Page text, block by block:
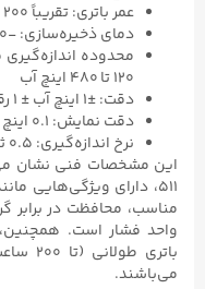
عمر باتری: تقریباً ۲۰۰ ساعت (بدون روشنایی نمایشگر)
دمای ذخیره‌سازی: -۴۰ تا +۷۰ درجه سانتیگراد
۱۲۰ تا ۴۸۰ اینچ آب
دقت: ±۱ اینچ آب ± ۱ رقم / ±۳ هکتوپاسکال ± ۱ رقم
دقت نمایش: ۰.۱ اینچ آب / ۰.۱ هکتوپاسکال
نرخ اندازه‌گیری: ۰.۵ ثانیه
این مشخصات فنی نشان
۵۱۱، دارای ویژگی‌هایی
واحد فشار است. همچنین،
می‌باشند.